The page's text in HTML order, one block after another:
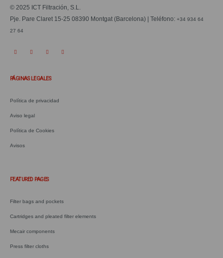
© 2025 ICT Filtración, S.L.
Pje. Pare Claret 15-25 08390 Montgat (Barcelona) | Teléfono: +34 934 64
27 64
PÁGINAS LEGALES
Política de privacidad
Aviso legal
Política de Cookies
Avisos
FEATURED PAGES
Filter bags and pockets
Cartridges and pleated filter elements
Mecair components
Press filter cloths